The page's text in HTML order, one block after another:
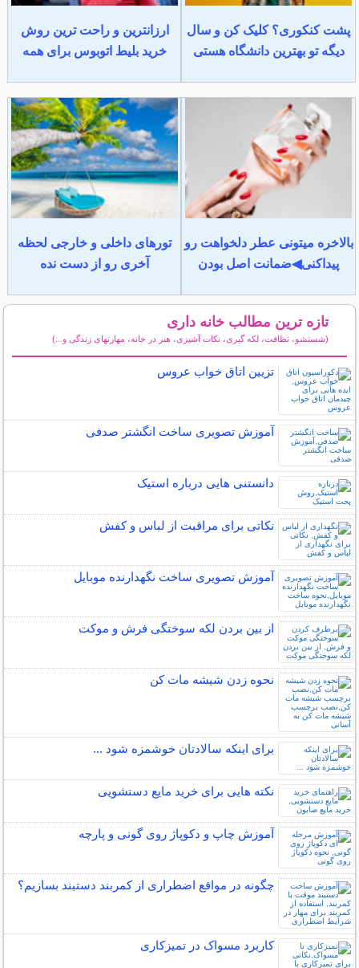
پشت کنکوری؟ کلیک کن و سال
دیگه تو بهترین دانشگاه هستی
ارزانترین و راحت ترین روش
خرید بلیط اتوبوس برای همه
بالاخره میتونی عطر دلخواهت رو
پیداکنی◀ضمانت اصل بودن
تورهای داخلی و خارجی لحظه
آخری رو از دست نده
تازه ترین مطالب خانه داری
(شستشو، نظافت، لکه گیری، نکات آشپزی، هنر در خانه، مهارتهای زندگی و...)
تزیین اتاق خواب عروس
آموزش تصویری ساخت انگشتر صدفی
دانستنی هایی درباره استیک
نکاتی برای مراقبت از لباس و کفش
آموزش تصویری ساخت نگهدارنده موبایل
از بین بردن لکه سوختگی فرش و موکت
نحوه زدن شیشه مات کن
برای اینكه سالادتان خوشمزه شود ...
نکته هایی برای خرید مایع دستشویی
آموزش چاپ و دکوپاژ روی گونی و پارچه
چگونه در مواقع اضطراری از کمربند دستبند بسازیم؟
کاربرد مسواک در تمیزکاری